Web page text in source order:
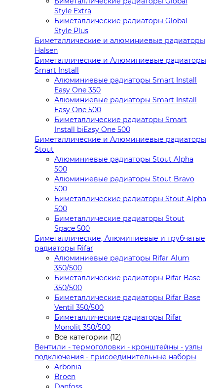
Style Extra
Биметаллические радиаторы Global
Style Plus
Биметаллические и алюминиевые радиаторы
Halsen
Биметаллические и Алюминиевые радиаторы
Smart Install
Алюминиевые радиаторы Smart Install
Easy One 350
Алюминиевые радиаторы Smart Install
Easy One 500
Биметаллические радиаторы Smart
Install biEasy One 500
Биметаллические и Алюминиевые радиаторы
Stout
Алюминиевые радиаторы Stout Alpha
500
Алюминиевые радиаторы Stout Bravo
500
Биметаллические радиаторы Stout Alpha
500
Биметаллические радиаторы Stout
Space 500
Биметаллические, Алюминиевые и трубчатые
радиаторы Rifar
Алюминиевые радиаторы Rifar Alum
350/500
Биметаллические радиаторы Rifar Base
350/500
Биметаллические радиаторы Rifar Base
Ventil 350/500
Биметаллические радиаторы Rifar
Monolit 350/500
Все категории (12)
Вентили - термоголовки - кронштейны - узлы
подключения - присоединительные наборы
Arbonia
Broen